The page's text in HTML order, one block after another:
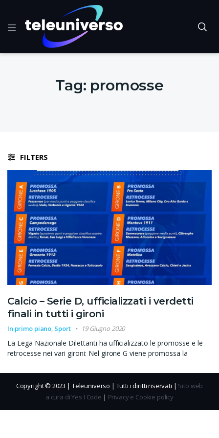
Tag: promosse
FILTERS
Calcio – Serie D, ufficializzati i verdetti
finali in tutti i gironi
In primo piano, Sport 19 Giugno 2020
La Lega Nazionale Dilettanti ha ufficializzato le promosse e le
retrocesse nei vari gironi: Nel girone G viene promossa la
Copyright © 2023 | Teleuniverso | Tutti i diritti riservati | Sito web
a cura di Yes I Code | Privacy e Cookie policy